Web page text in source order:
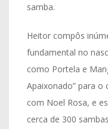
samba.
Heitor compôs
fundamental no
como Portela e
Apaixonado” para o
com Noel Rosa, e
cerca de 300